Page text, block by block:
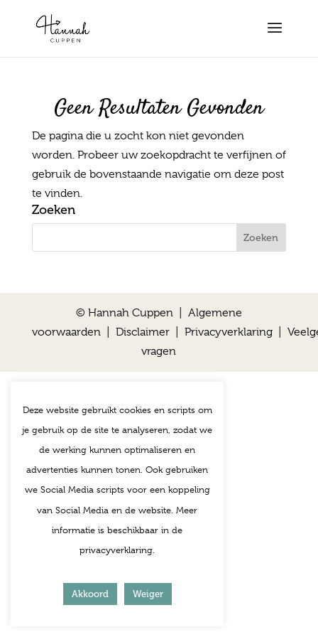
Geen Resultaten Gevonden
De pagina die u zocht kon niet gevonden
worden. Probeer uw zoekopdracht te verfijnen of
gebruik de bovenstaande navigatie om deze post
te vinden.
Zoeken
© Hannah Cuppen | Algemene
voorwaarden| Disclaimer| Privacyverklaring|
vragen
Deze website gebruikt cookies en scripts om
je gebruik op de site te analyseren, zodat we
de werking kunnen optimaliseren en
advertenties kunnen tonen. Ook gebruiken
we Social Media scripts voor een koppeling
van Social Media en de website. Meer
informatie is beschikbaar in de
privacyverklaring.
Akkoord Weiger